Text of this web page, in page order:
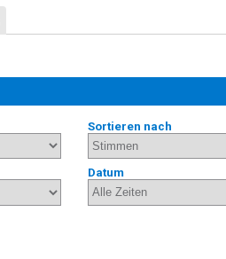
Sortieren nach
Datum